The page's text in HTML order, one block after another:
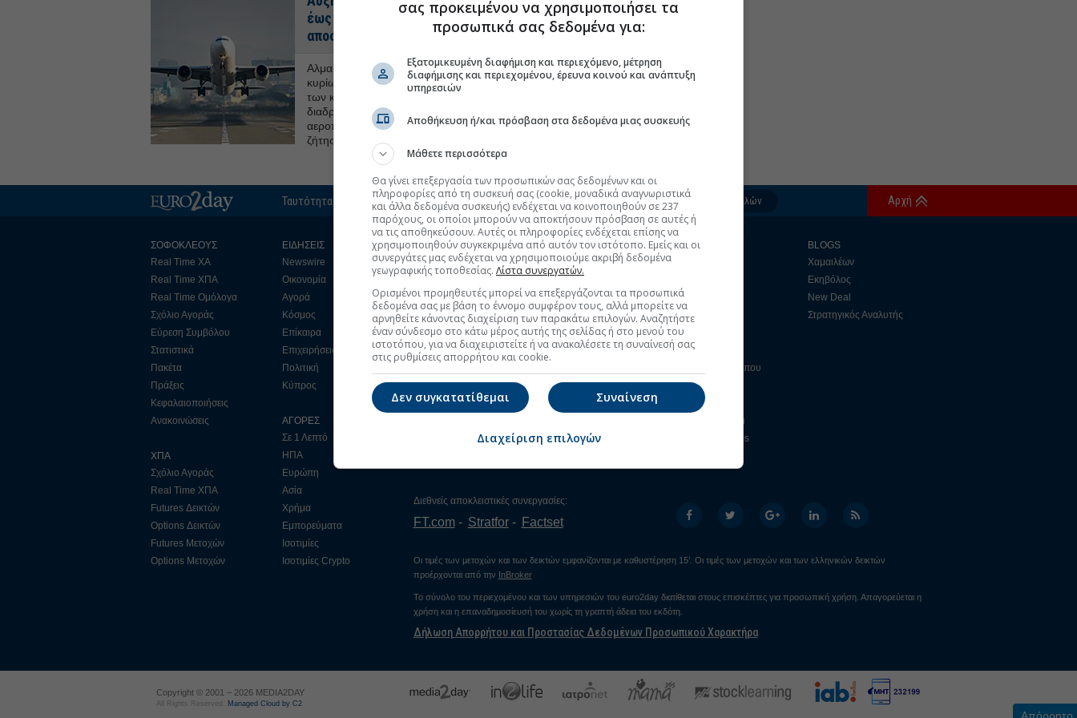
έως 560% σε πτήσεις μεγάλων
αποστάσεων
Αλμα-σοκ στις τιμές μέσα σε ένα μήνα,
κυρίως σε Ευρώπη και Ασία. Το κόστος
των καυσίμων και οι παρακάμψεις
διαδρομών δοκιμάζουν τις αντοχές των
αεροπορικών εταιρειών και πιέζουν τη
ζήτηση για ταξίδια.
Ταυτότητα Επικοινωνία Sitemap Οροι Χρήσης Διαφημιστείτε Είσοδος Μελών
Εγγραφή
Αρχή
ΣΟΦΟΚΛΕΟΥΣ
Real Time ΧΑ
Real Time ΧΠΑ
Real Time Ομόλογα
Σχόλιο Αγοράς
Εύρεση Συμβόλου
Στατιστικά
Πακέτα
Πράξεις
Κεφαλαιοποιήσεις
Ανακοινώσεις
ΧΠΑ
Σχόλιο Αγοράς
Real Time ΧΠΑ
Futures Δεικτών
Options Δεικτών
Futures Μετοχών
Options Μετοχών
ΕΙΔΗΣΕΙΣ
Newswire
Οικονομία
Αγορά
Κόσμος
Επίκαιρα
Επιχειρήσεις
Πολιτική
Κύπρος
ΑΓΟΡΕΣ
Σε 1 Λεπτό
ΗΠΑ
Ευρώπη
Ασία
Χρήμα
Εμπορεύματα
Ισοτιμίες
Ισοτιμίες Crypto
ΕΠΕΝΔΥΣΕΙΣ
Πρόσωπα
Νέα/Χρήμα
Οδηγός Αγοράς
Εισαγωγές ΧΑ
Αμοιβαία
Αναλύσεις
Blockchain-Crypto
ΕΡΓΑΛΕΙΑ
My Stocks
Alerts
Γραφήματα
Λογ. Καταστάσεις
RSS
SPECIALS
Συνεντεύξεις
Manager 2day
Φάκελοι
Θέματα
Επισκόπηση Τύπου
Εγερτήριο
Ατζέντα
Directors Vision
Business Stories
BLOGS
Χαμαιλέων
Εκηβόλος
New Deal
Στρατηγικός Αναλυτής
Διεθνείς αποκλειστικές συνεργασίες:
FT.com Stratfor Factset
Οι τιμές των μετοχών και των δεικτών εμφανίζονται με καθυστέρηση 15’. Οι τιμές των μετοχών και των ελληνικών δεικτών
προέρχονται από την InBroker
Το σύνολο του περιεχομένου και των υπηρεσιών του euro2day διατίθεται στους επισκέπτες για προσωπική χρήση. Απαγορεύεται η
χρήση και η επαναδημοσίευσή του χωρίς τη γραπτή άδεια του εκδότη.
Δήλωση Απορρήτου και Προστασίας Δεδομένων Προσωπικού Χαρακτήρα
Copyright © 2001 – 2026 MEDIA2DAY
All Rights Reserved. Managed Cloud by C2
σας προκειμένου να χρησιμοποιήσει τα
προσωπικά σας δεδομένα για:
Εξατομικευμένη διαφήμιση και περιεχόμενο, μέτρηση
διαφήμισης και περιεχομένου, έρευνα κοινού και ανάπτυξη
υπηρεσιών
Αποθήκευση ή/και πρόσβαση στα δεδομένα μιας συσκευής
Μάθετε περισσότερα
Θα γίνει επεξεργασία των προσωπικών σας δεδομένων και οι
πληροφορίες από τη συσκευή σας (cookie, μοναδικά αναγνωριστικά
και άλλα δεδομένα συσκευής) ενδέχεται να κοινοποιηθούν σε 237
παρόχους, οι οποίοι μπορούν να αποκτήσουν πρόσβαση σε αυτές ή
να τις αποθηκεύσουν. Αυτές οι πληροφορίες ενδέχεται επίσης να
χρησιμοποιηθούν συγκεκριμένα από αυτόν τον ιστότοπο. Εμείς και οι
συνεργάτες μας ενδέχεται να χρησιμοποιούμε ακριβή δεδομένα
γεωγραφικής τοποθεσίας. Λίστα συνεργατών.
Ορισμένοι προμηθευτές μπορεί να επεξεργάζονται τα προσωπικά
δεδομένα σας με βάση το έννομο συμφέρον τους, αλλά μπορείτε να
αρνηθείτε κάνοντας διαχείριση των παρακάτω επιλογών. Αναζητήστε
έναν σύνδεσμο στο κάτω μέρος αυτής της σελίδας ή στο μενού του
ιστοτόπου, για να διαχειριστείτε ή να ανακαλέσετε τη συναίνεσή σας
στις ρυθμίσεις απορρήτου και cookie.
Συναίνεση
Δεν συγκατατίθεμαι
Διαχείριση επιλογών